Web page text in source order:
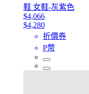
鞋 女鞋-灰紫色
$4,066
$4,280
折價券
P幣